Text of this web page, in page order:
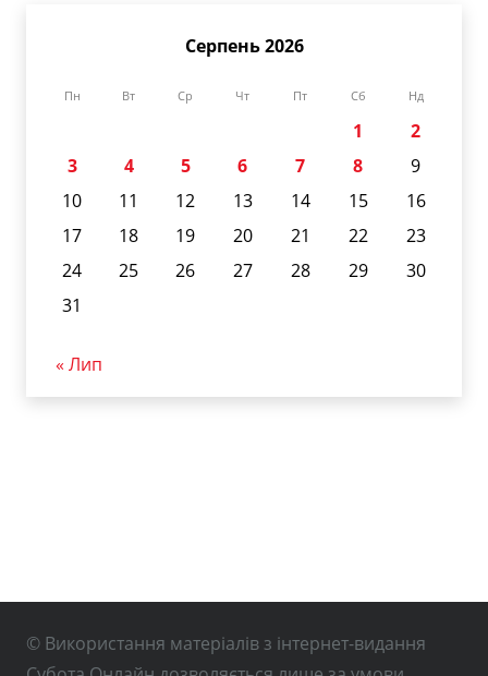
Серпень 2026
Пн Вт Ср Чт Пт Сб Нд
1
2
3
4 5 6 7 8
9
10
11 12 13 14 15
16
17
18 19 20 21 22
23
24
25 26 27 28 29
30
31
« Лип
© Використання матеріалів з інтернет-видання